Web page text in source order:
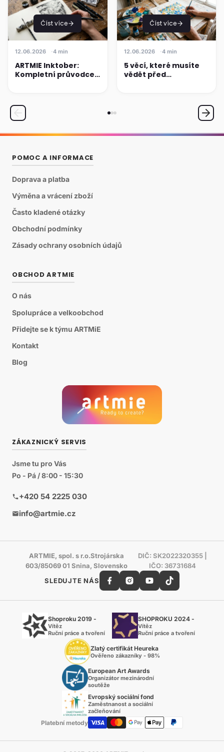
Číst více
12.06.2026 4 min
ARTMIE Inktober:
Kompletní průvodce
Číst více
12.06.2026 4 min
5 věcí, které musíte
vědět před
POMOC A INFORMACE
Doprava a platba
Výměna a vrácení zboží
Často kladené otázky
Obchodní podmínky
Zásady ochrany osobních údajů
OBCHOD ARTMIE
O nás
Spolupráce a velkoobchod
Přidejte se k týmu ARTMiE
Kontakt
Blog
ZÁKAZNICKÝ SERVIS
Jsme tu pro Vás
Po - Pá / 8:00 - 15:30
+420 54 2225 030
info@artmie.cz
ARTMIE, spol. s r.o.Strojárska
603/85069 01 Snina, Slovensko
DIČ: SK2022320355 |
IČO: 36731684
SLEDUJTE NÁS
Shoproku 2019 -
Vítěz
Ruční práce a tvoření
SHOPROKU 2024 -
Vítěz
Ruční práce a tvoření
Zlatý certifikát Heureka
Ověřeno zákazníky - 98%
European Art Awards
Organizátor mezinárodní
soutěže
Evropský sociální fond
Zaměstnanost a sociální
začleňování
Platební metody